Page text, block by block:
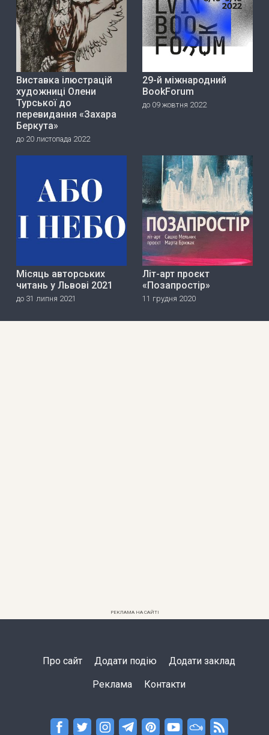
Виставка ілюстрацій
художниці Олени
Турської до
перевидання «Захара
Беркута»
до 20 листопада 2022
29-й міжнародний
BookForum
до 09 жовтня 2022
Місяць авторських
читань у Львові 2021
до 31 липня 2021
Літ-арт проєкт
«Позапростір»
11 грудня 2020
РЕКЛАМА НА САЙТІ
Про сайт Додати подію Додати заклад
Реклама Контакти